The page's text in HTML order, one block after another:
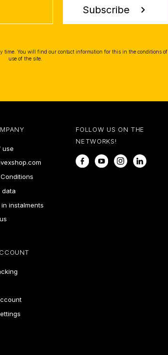
Subscribe chevron_right
time. You will find our contact information for this in the conditions of
use of the site.
use
data
instalments
FOLLOW US ON THE
NETWORKS!
FacebookYouTubeInstagram